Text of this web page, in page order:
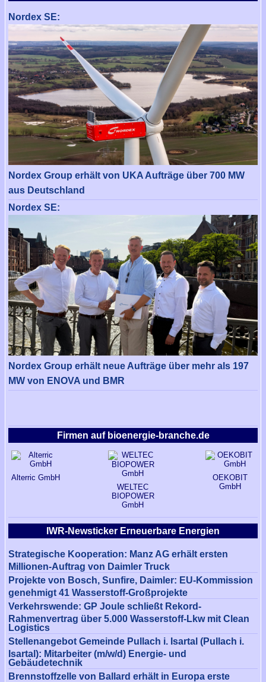
IWR-Newsticker Erneuerbare Energien
Strategische Kooperation: Manz AG erhält ersten
Millionen-Auftrag von Daimler Truck
Projekte von Bosch, Sunfire, Daimler: EU-Kommission
genehmigt 41 Wasserstoff-Großprojekte
Verkehrswende: GP Joule schließt Rekord-
Rahmenvertrag über 5.000 Wasserstoff-Lkw mit Clean
Logistics
Stellenangebot Gemeinde Pullach i. Isartal (Pullach i.
Isartal): Mitarbeiter (m/w/d) Energie- und
Gebäudetechnik
Brennstoffzelle von Ballard erhält in Europa erste
Nordex SE:
Nordex Group erhält von UKA Aufträge über 700 MW
aus Deutschland
Nordex SE:
Nordex Group erhält neue Aufträge über mehr als 197
MW von ENOVA und BMR
Firmen auf bioenergie-branche.de
Alterric GmbH
WELTEC
BIOPOWER
GmbH
OEKOBIT
GmbH